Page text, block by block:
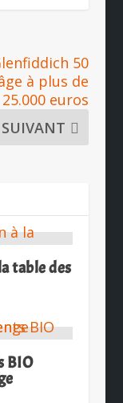
50
à plus de
25.000 euros
SUIVANT
table des
BIO